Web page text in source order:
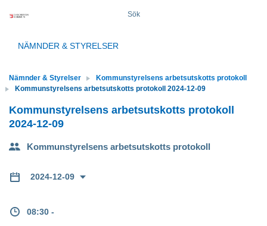
Sök
NÄMNDER & STYRELSER
Nämnder & Styrelser
Kommunstyrelsens arbetsutskotts protokoll
Kommunstyrelsens arbetsutskotts protokoll 2024-12-09
Kommunstyrelsens arbetsutskotts protokoll
2024-12-09
Kommunstyrelsens arbetsutskotts protokoll
2024-12-09
08:30 -